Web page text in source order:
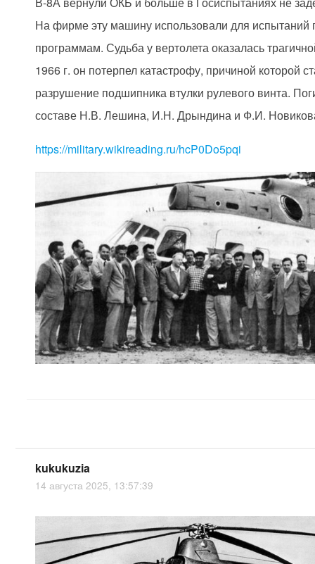
На фирме эту машину использовали для испытаний
программам. Судьба у вертолета оказалась
1966 г. он потерпел катастрофу, причиной которой
разрушение подшипника втулки рулевого винта.
составе Н.В. Лешина, И.Н. Дрындина и Ф.И.
https://military.wikireading.ru/hcP0Do5pqi
kukukuzia
14 августа 2025, 13:57:39